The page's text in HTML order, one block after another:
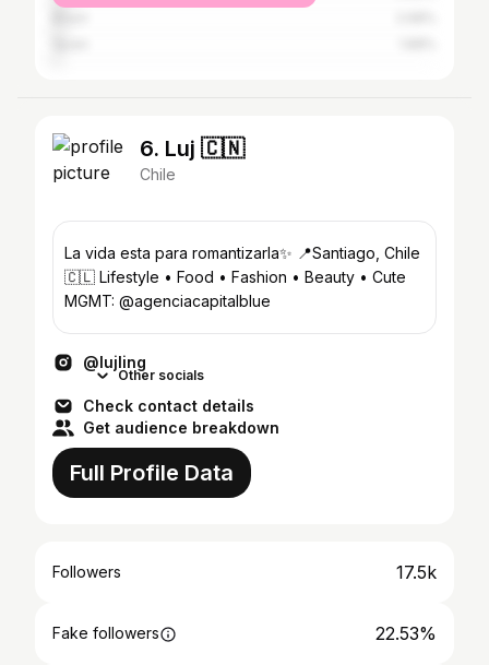
6. Luj 🇨🇳
Chile
La vida esta para romantizarla✨ 📍Santiago, Chile
🇨🇱 Lifestyle • Food • Fashion • Beauty • Cute
MGMT: @agenciacapitalblue
@lujling
Other socials
Check contact details
Get audience breakdown
Full Profile Data
Followers 17.5k
Fake followers 22.53%